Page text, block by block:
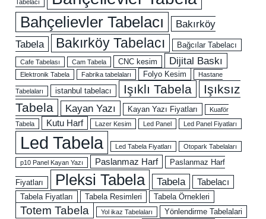
Tabelacı
Bahçelievler Tabelacı
Bakırköy
Tabela
Bakırköy Tabelacı Bağcılar Tabelacı
Cafe Tabelası Cam Tabela CNC kesim Dijital Baskı
Elektronik Tabela Fabrika tabelaları Folyo Kesim Hastane
Tabelaları istanbul tabelacı Işıklı Tabela
Işıksız
Tabela
Kayan Yazı Kayan Yazı Fiyatları
Kuaför
Tabela
Kutu Harf Lazer Kesim Led Panel Led Panel Fiyatları
Led Tabela Led Tabela Fiyatları Otopark Tabelaları
p10 Panel Kayan Yazı Paslanmaz Harf Paslanmaz Harf
Fiyatları Pleksi Tabela Tabela Tabelacı
Tabela Fiyatları Tabela Resimleri Tabela Örnekleri
Totem Tabela Yol ikaz Tabelaları Yönlendirme Tabelalari